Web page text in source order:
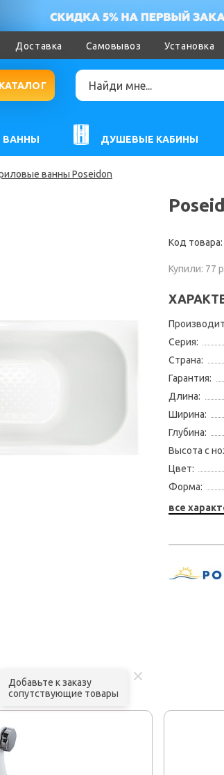
Доставка Самовывоз Установка
КАТАЛОГ
ВАННЫ ДУШЕВЫЕ КАБИНЫ
ванны Poseidon
Код товара:
Купили: 77
Серия:
Страна:
Гарантия:
Длина:
Ширина:
Глубина:
Высота с
Цвет:
Форма:
все
Добавьте к заказу
сопутствующие товары